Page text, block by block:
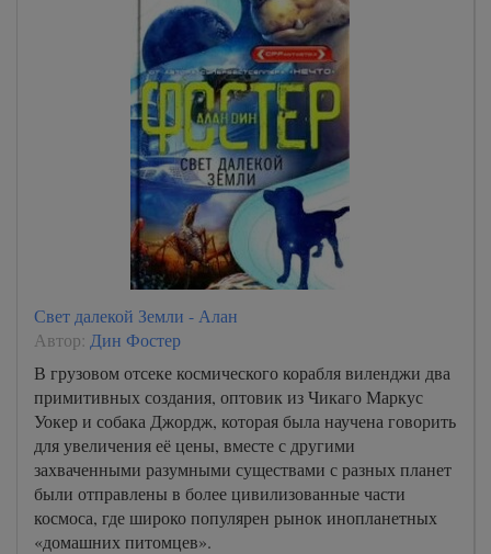
Свет далекой Земли - Алан
Автор: Дин Фостер
В грузовом отсеке космического корабля виленджи два
примитивных создания, оптовик из Чикаго Маркус
Уокер и собака Джордж, которая была научена говорить
для увеличения её цены, вместе с другими
захваченными разумными существами с разных планет
были отправлены в более цивилизованные части
космоса, где широко популярен рынок инопланетных
«домашних питомцев».